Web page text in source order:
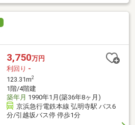
3,750万円
利回り -
123.31m2
1階/4階建
築年月 1990年1月(築36年8ヶ月)
京浜急行電鉄本線 弘明寺駅 バス6
分/引越坂バス停 停歩1分